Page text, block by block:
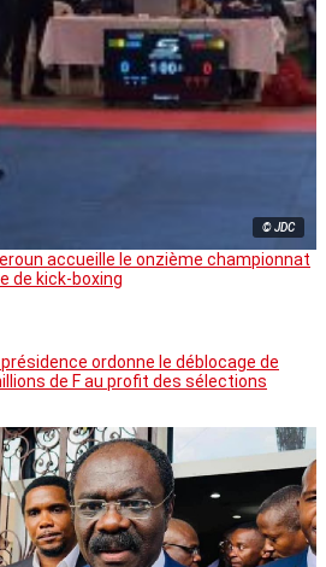
© JDC
accueille le onzième championnat
de kick-boxing
ordonne le déblocage de
de F au profit des sélections